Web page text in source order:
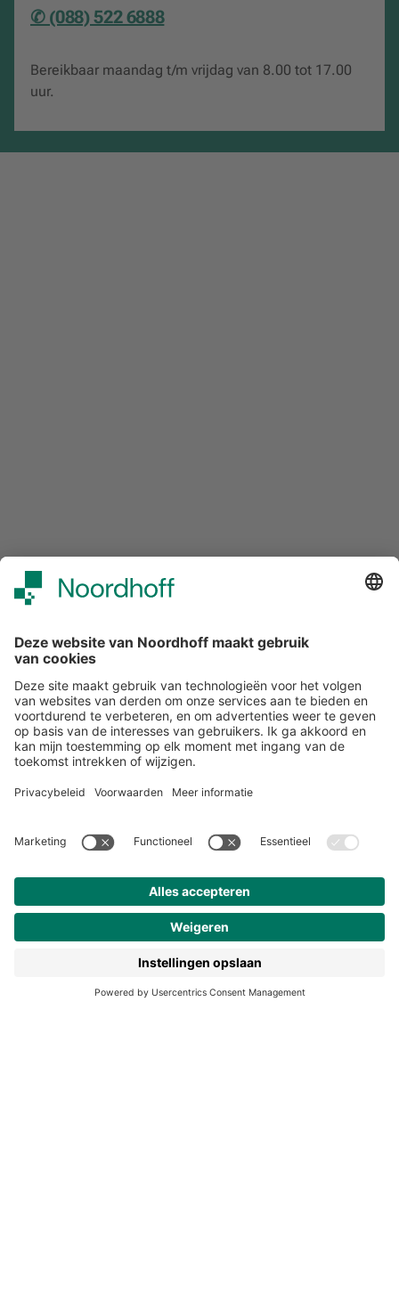
✆ (088) 522 6888
Bereikbaar maandag t/m vrijdag van 8.00 tot 17.00
uur.
Over ons
Klantenservice